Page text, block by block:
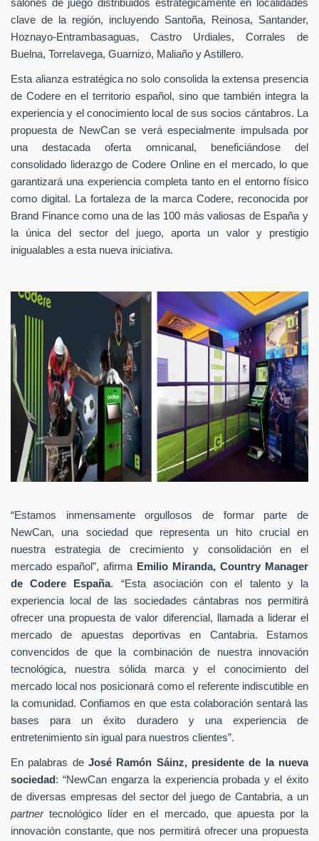
salones de juego distribuidos estratégicamente en localidades
clave de la región, incluyendo Santoña, Reinosa, Santander,
Hoznayo-Entrambasaguas, Castro Urdiales, Corrales de
Buelna, Torrelavega, Guarnizo, Maliaño y Astillero.
Esta alianza estratégica no solo consolida la extensa presencia
de Codere en el territorio español, sino que también integra la
experiencia y el conocimiento local de sus socios cántabros. La
propuesta de NewCan se verá especialmente impulsada por
una destacada oferta omnicanal, beneficiándose del
consolidado liderazgo de Codere Online en el mercado, lo que
garantizará una experiencia completa tanto en el entorno físico
como digital. La fortaleza de la marca Codere, reconocida por
Brand Finance como una de las 100 más valiosas de España y
la única del sector del juego, aporta un valor y prestigio
inigualables a esta nueva iniciativa.
“Estamos inmensamente orgullosos de formar parte de
NewCan, una sociedad que representa un hito crucial en
nuestra estrategia de crecimiento y consolidación en el
mercado español”, afirma Emilio Miranda, Country Manager
de Codere España. “Esta asociación con el talento y la
experiencia local de las sociedades cántabras nos permitirá
ofrecer una propuesta de valor diferencial, llamada a liderar el
mercado de apuestas deportivas en Cantabria. Estamos
convencidos de que la combinación de nuestra innovación
tecnológica, nuestra sólida marca y el conocimiento del
mercado local nos posicionará como el referente indiscutible en
la comunidad. Confiamos en que esta colaboración sentará las
bases para un éxito duradero y una experiencia de
entretenimiento sin igual para nuestros clientes”.
En palabras de José Ramón Sáinz, presidente de la nueva
sociedad : “NewCan engarza la experiencia probada y el éxito
de diversas empresas del sector del juego de Cantabria, a un
partnertecnológico líder en el mercado, que apuesta por la
innovación constante, que nos permitirá ofrecer una propuesta